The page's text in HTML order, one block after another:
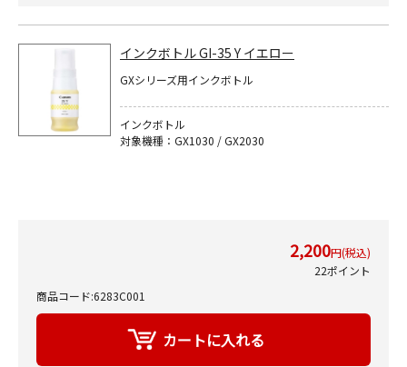
インクボトル GI-35 Y イエロー
GXシリーズ用インクボトル
インクボトル
対象機種：GX1030 / GX2030
2,200円(税込)
22ポイント
商品コード:6283C001